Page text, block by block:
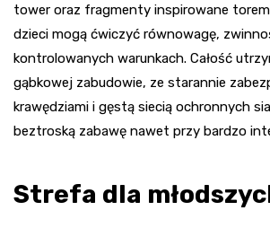
tower oraz fragmenty inspirowane
dzieci mogą ćwiczyć równowagę,
kontrolowanych warunkach. Całość
gąbkowej zabudowie, ze starannie
krawędziami i gęstą siecią ochronnych
beztroską zabawę nawet przy bardzo
Strefa dla